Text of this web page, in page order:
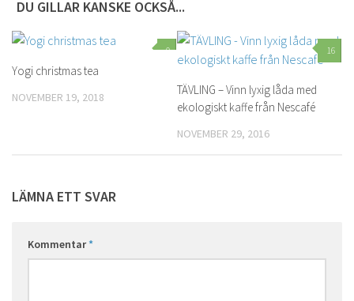
DU GILLAR KANSKE OCKSÅ...
0
Yogi christmas tea
NOVEMBER 19, 2018
16
TÄVLING – Vinn lyxig låda med
ekologiskt kaffe från Nescafé
NOVEMBER 29, 2016
LÄMNA ETT SVAR
Kommentar*